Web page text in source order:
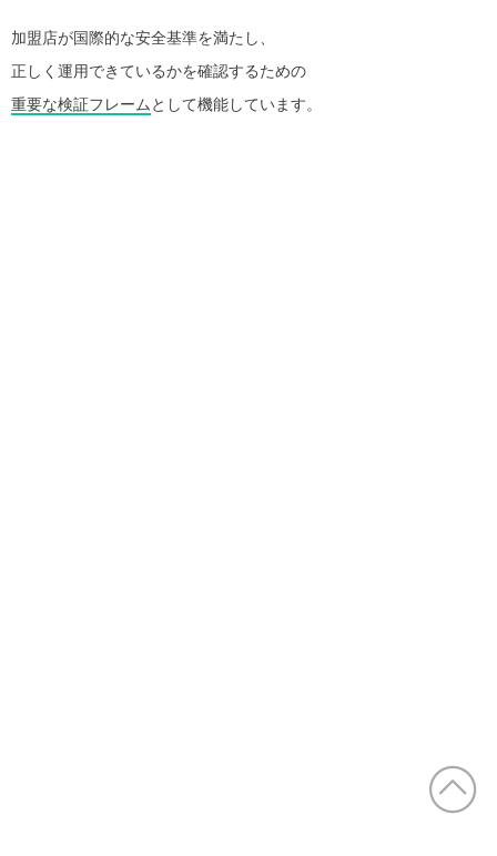
加盟店が国際的な安全基準を満たし、
正しく運用できているかを確認するための
重要な検証フレームとして機能しています。